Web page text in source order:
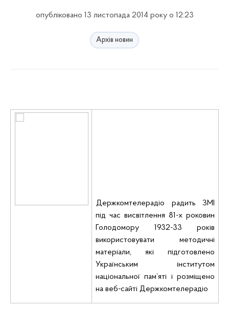
опубліковано 13 листопада 2014 року о 12:23
Архів новин
Держкомтелерадіо радить ЗМІ
під час висвітлення 81-х роковин
Голодомору 1932-33 років
використовувати методичні
матеріали, які підготовлено
Українським інститутом
національної пам’яті і розміщено
на веб-сайті Держкомтелерадіо